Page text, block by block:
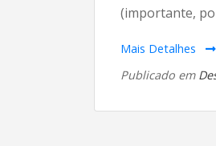
(importante,
Mais Detalhes
Publicado em